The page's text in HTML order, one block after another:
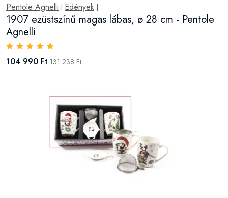
Pentole Agnelli | Edények |
1907 ezüstszínű magas lábas, ø 28 cm - Pentole
Agnelli
104 990 Ft 131 238 Ft